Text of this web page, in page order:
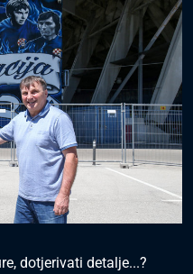
dotjerivati detalje...?